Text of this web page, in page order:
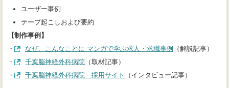
ユーザー事例
テープ起こしおよび要約
【制作事例】
・
なぜ、こんなことに マンガで学ぶ求人・求職事例 （別タブで開きま
（解説記事）
・
千葉脳神経外科病院（別タブで開きます）
（取材記事）
・
千葉脳神経外科病院 採用サイト （別タブで開きます）
（インタビュー記事）